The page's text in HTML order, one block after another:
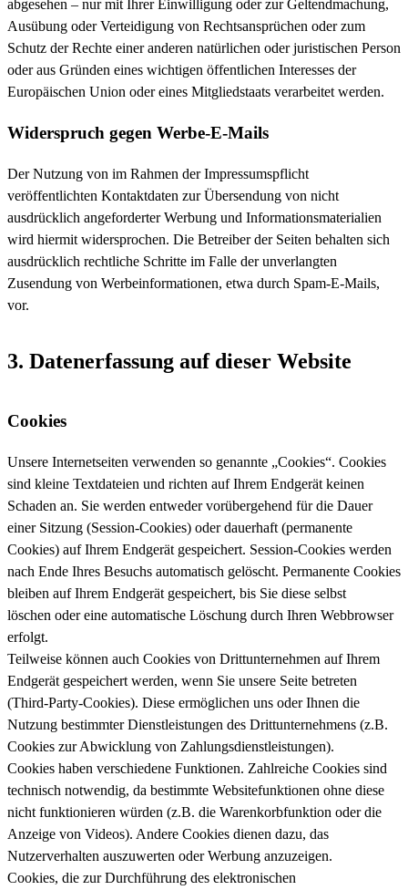
abgesehen – nur mit Ihrer Einwilligung oder zur Geltendmachung,
Ausübung oder Verteidigung von Rechtsansprüchen oder zum
Schutz der Rechte einer anderen natürlichen oder juristischen Person
oder aus Gründen eines wichtigen öffentlichen Interesses der
Europäischen Union oder eines Mitgliedstaats verarbeitet werden.
Widerspruch gegen Werbe-E-Mails
Der Nutzung von im Rahmen der Impressumspflicht
veröffentlichten Kontaktdaten zur Übersendung von nicht
ausdrücklich angeforderter Werbung und Informationsmaterialien
wird hiermit widersprochen. Die Betreiber der Seiten behalten sich
ausdrücklich rechtliche Schritte im Falle der unverlangten
Zusendung von Werbeinformationen, etwa durch Spam-E-Mails,
vor.
3. Datenerfassung auf dieser Website
Cookies
Unsere Internetseiten verwenden so genannte „Cookies“. Cookies
sind kleine Textdateien und richten auf Ihrem Endgerät keinen
Schaden an. Sie werden entweder vorübergehend für die Dauer
einer Sitzung (Session-Cookies) oder dauerhaft (permanente
Cookies) auf Ihrem Endgerät gespeichert. Session-Cookies werden
nach Ende Ihres Besuchs automatisch gelöscht. Permanente Cookies
bleiben auf Ihrem Endgerät gespeichert, bis Sie diese selbst
löschen oder eine automatische Löschung durch Ihren Webbrowser
erfolgt.
Teilweise können auch Cookies von Drittunternehmen auf Ihrem
Endgerät gespeichert werden, wenn Sie unsere Seite betreten
(Third-Party-Cookies). Diese ermöglichen uns oder Ihnen die
Nutzung bestimmter Dienstleistungen des Drittunternehmens (z.B.
Cookies zur Abwicklung von Zahlungsdienstleistungen).
Cookies haben verschiedene Funktionen. Zahlreiche Cookies sind
technisch notwendig, da bestimmte Websitefunktionen ohne diese
nicht funktionieren würden (z.B. die Warenkorbfunktion oder die
Anzeige von Videos). Andere Cookies dienen dazu, das
Nutzerverhalten auszuwerten oder Werbung anzuzeigen.
Cookies, die zur Durchführung des elektronischen